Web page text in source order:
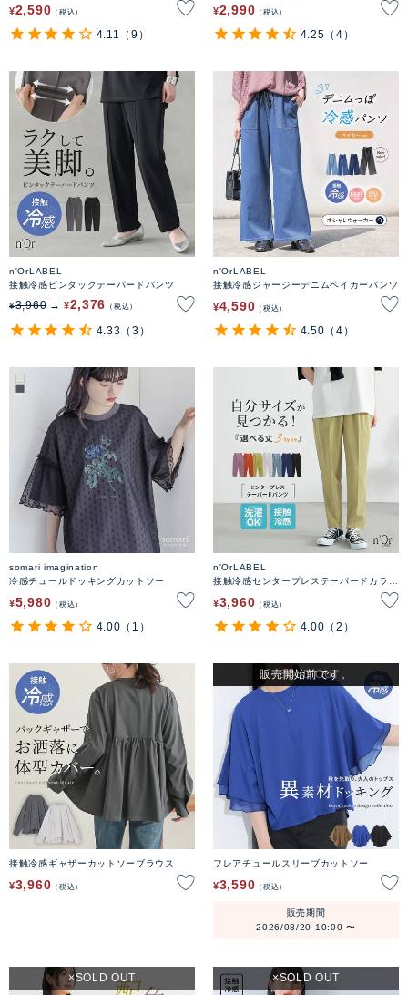
¥2,590 税込
4.11 （9）
¥2,990 税込
4.25 （4）
n'OrLABEL
接触冷感ピンタックテーパードパンツ
¥3,960 ¥2,376 税込
4.33 （3）
n'OrLABEL
接触冷感ジャージーデニムベイカーパンツ
¥4,590 税込
4.50 （4）
somari imagination
冷感チュールドッキングカットソー
¥5,980 税込
4.00 （1）
n'OrLABEL
接触冷感センタープレステーパードカラー
¥3,960 税込
4.00 （2）
接触冷感ギャザーカットソーブラウス
¥3,960 税込
フレアチュールスリーブカットソー
¥3,590 税込
SOLD OUT
販売開始前です。
販売期間
2026/08/20 10:00〜
SOLD OUT SOLD OUT